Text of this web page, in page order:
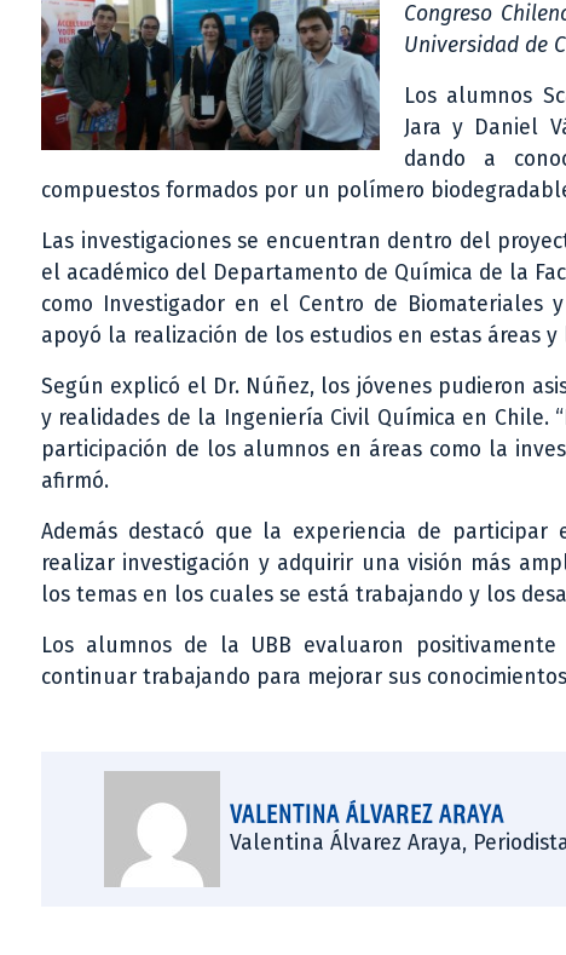
Congreso
Universidad de
Los alumnos
Jara y Daniel
dando a
compuestos formados por un polímero
Las investigaciones se encuentran dentro del
el académico del Departamento de Química de la
como Investigador en el Centro de Biomateriales
apoyó la realización de los estudios en estas áreas
Según explicó el Dr. Núñez, los jóvenes pudieron
y realidades de la Ingeniería Civil Química en
participación de los alumnos en áreas como la
afirmó.
Además destacó que la experiencia de
realizar investigación y adquirir una visión más
los temas en los cuales se está trabajando y los
Los alumnos de la UBB evaluaron
continuar trabajando para mejorar sus
VALENTINA ÁLVAREZ ARAYA
Valentina Álvarez Araya,